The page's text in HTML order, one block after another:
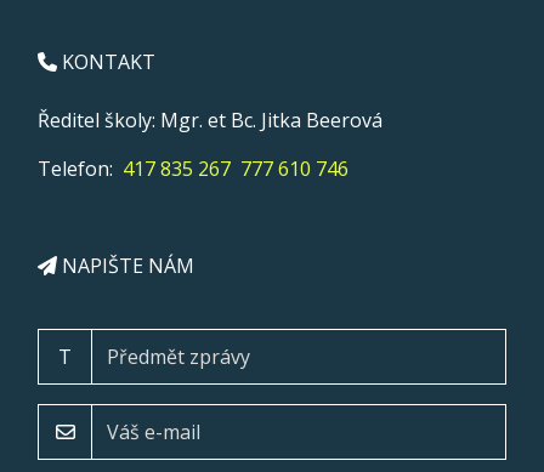
KONTAKT
Ředitel školy: Mgr. et Bc. Jitka Beerová
Telefon: 417 835 267 777 610 746
NAPIŠTE NÁM
T